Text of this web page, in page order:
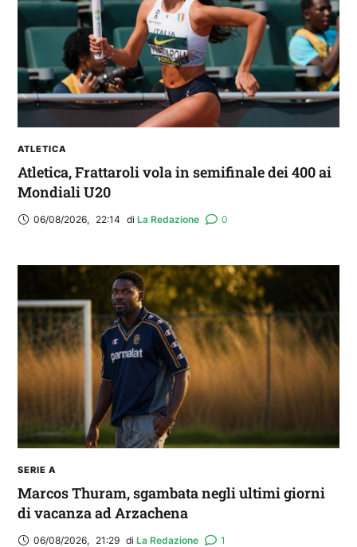
ATLETICA
Atletica, Frattaroli vola in semifinale dei 400 ai
Mondiali U20
06/08/2026, 22:14 di La Redazione 0
SERIE A
Marcos Thuram, sgambata negli ultimi giorni
di vacanza ad Arzachena
06/08/2026, 21:29 di La Redazione 1